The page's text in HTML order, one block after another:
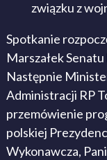
związku z
Spotkanie
Marszałek
Następnie
Administracji RP
przemówienie
polskiej
Wykonawcza,